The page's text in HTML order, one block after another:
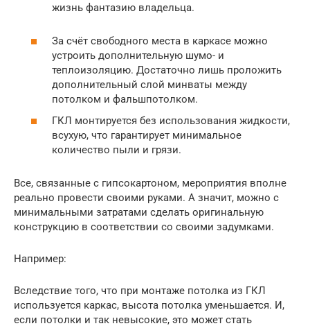
жизнь фантазию владельца.
За счёт свободного места в каркасе можно
устроить дополнительную шумо- и
теплоизоляцию. Достаточно лишь проложить
дополнительный слой минваты между
потолком и фальшпотолком.
ГКЛ монтируется без использования жидкости,
всухую, что гарантирует минимальное
количество пыли и грязи.
Все, связанные с гипсокартоном, мероприятия вполне
реально провести своими руками. А значит, можно с
минимальными затратами сделать оригинальную
конструкцию в соответствии со своими задумками.
Например:
Вследствие того, что при монтаже потолка из ГКЛ
используется каркас, высота потолка уменьшается. И,
если потолки и так невысокие, это может стать